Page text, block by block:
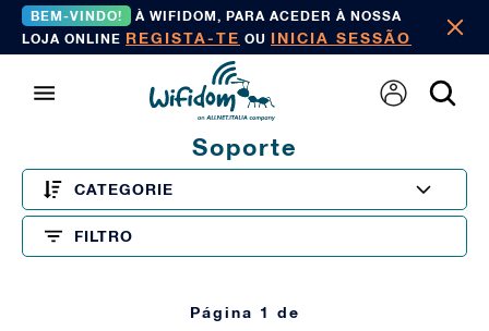
BEM-VINDO!
À WIFIDOM, PARA ACEDER À NOSSA
LOJA ONLINE REGISTA-TE OU INICIA SESSÃO
Soporte
CATEGORIE
FILTRO
Página 1 de